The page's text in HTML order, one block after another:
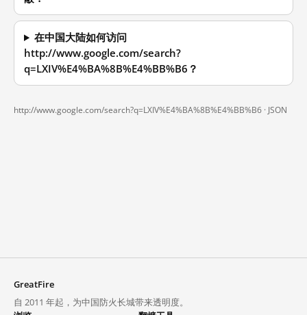
在中国大陆如何访问
http://www.google.com/search?
q=LXIV%E4%BA%8B%E4%BB%B6？
http://www.google.com/search?q=LXIV%E4%BA%8B%E4%BB%B6 · JSON
GreatFire
自 2011 年起，为中国防火长城带来透明度。